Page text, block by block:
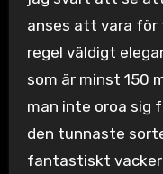
anses att vara
regel väldigt
som är minst 150
man inte oroa sig
den tunnaste
fantastiskt